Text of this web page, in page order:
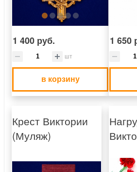
1 400 руб.
шт
в корзину
1 650
Крест Виктории
(Муляж)